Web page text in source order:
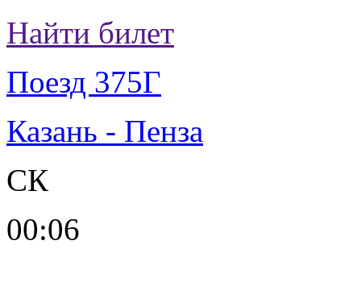
Найти билет
Поезд 375Г
Казань - Пенза
СК
00:06